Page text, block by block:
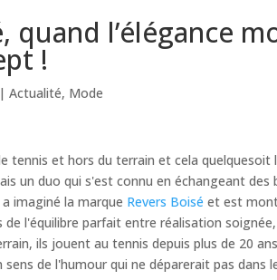
quand l’élégance
!
|Actualité, Mode
tennis et hors du terrain et cela
un duo qui s'est connu en échangeant des
imaginé la marque Revers Boisé et est
de l'équilibre parfait entre réalisation
ils jouent au tennis depuis plus de 20
de l'humour qui ne déparerait pas dans